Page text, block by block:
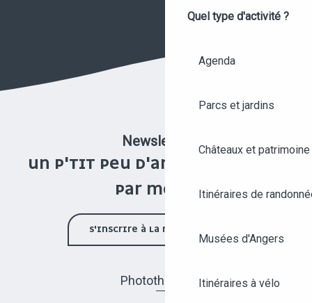
Quel type d'activité ?
Agenda
Parcs et jardins
Châteaux et patrimoine
Itinéraires de
Musées d'Angers
Itinéraires à vélo
Newsletter
UN P'TIT PEU D'ANGERS UNE FOIS
PAR MOIS !
S'INSCRIRE À LA NEWSLETTER
Photothèque